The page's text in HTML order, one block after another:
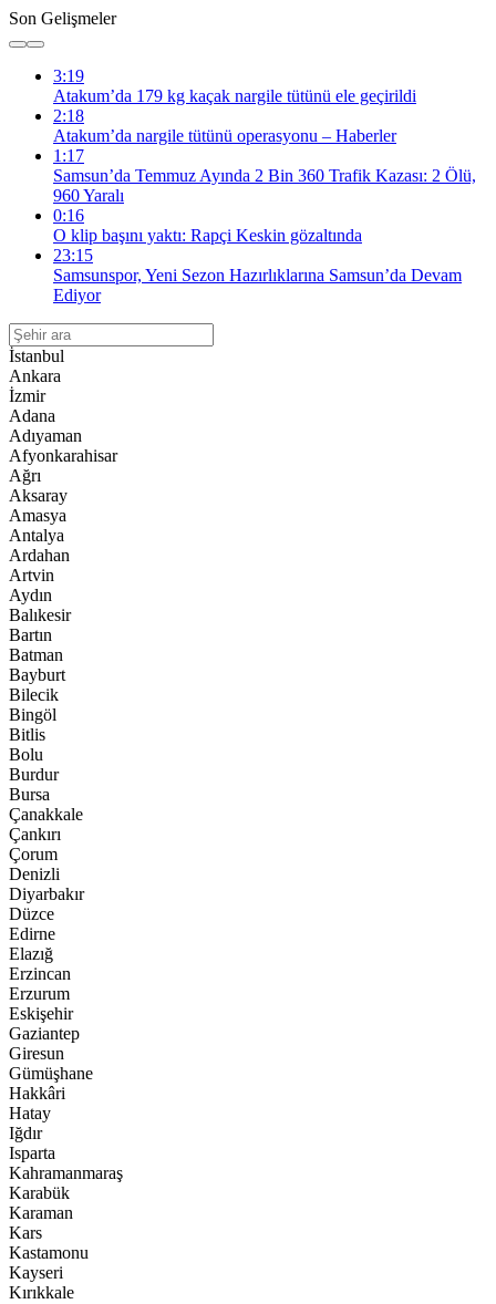
Son Gelişmeler
3:19
Atakum’da 179 kg kaçak nargile tütünü ele geçirildi
2:18
Atakum’da nargile tütünü operasyonu – Haberler
1:17
Samsun’da Temmuz Ayında 2 Bin 360 Trafik Kazası: 2 Ölü,
960 Yaralı
0:16
O klip başını yaktı: Rapçi Keskin gözaltında
23:15
Samsunspor, Yeni Sezon Hazırlıklarına Samsun’da Devam
Ediyor
İstanbul
Ankara
İzmir
Adana
Adıyaman
Afyonkarahisar
Ağrı
Aksaray
Amasya
Antalya
Ardahan
Artvin
Aydın
Balıkesir
Bartın
Batman
Bayburt
Bilecik
Bingöl
Bitlis
Bolu
Burdur
Bursa
Çanakkale
Çankırı
Çorum
Denizli
Diyarbakır
Düzce
Edirne
Elazığ
Erzincan
Erzurum
Eskişehir
Gaziantep
Giresun
Gümüşhane
Hakkâri
Hatay
Iğdır
Isparta
Kahramanmaraş
Karabük
Karaman
Kars
Kastamonu
Kayseri
Kırıkkale